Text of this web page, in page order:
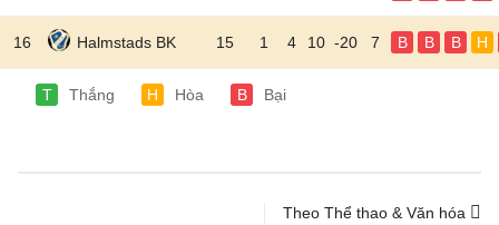
16 Halmstads BK 15 1 4 10 -20 7 B B B H
T Thắng H Hòa B Bại
Theo Thể thao & Văn hóa